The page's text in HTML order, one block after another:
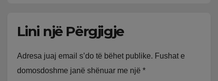
Lini një Përgjigje
Adresa juaj email s’do të bëhet publike. Fushat e
domosdoshme janë shënuar me një *